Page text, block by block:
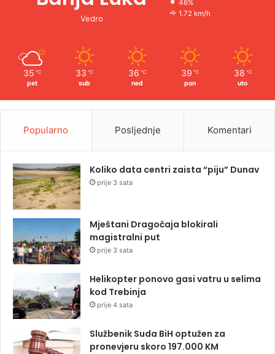
Vedro
46%
1.72 km/h
35 ℃
pet
33 ℃
sub
36 ℃
ned
39 ℃
pon
38 ℃
uto
Popularno Posljednje Komentari
Koliko data centri zaista “piju” Dunav
prije 3 sata
Mještani Dragočaja blokirali
magistralni put
prije 3 sata
Helikopter ponovo gasi vatru u selima
kod Trebinja
prije 4 sata
Službenik Suda BiH optužen za
pronevjeru skoro 197.000 KM